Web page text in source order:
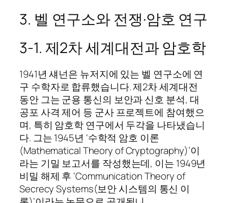
3. 벨 연구소와 전쟁·암호 연구
3‑1. 제2차 세계대전과 암호학
1941년 섀넌은 뉴저지에 있는 벨 연구소에 연
구 수학자로 합류했습니다. 제2차 세계대전
동안 그는 군용 통신의 보안과 신호 분석, 대
공포 사격 제어 등 군사 프로젝트에 참여했으
며, 특히 암호학 연구에서 두각을 나타냈습니
다. 그는 1945년 ‘수학적 암호 이론
(Mathematical Theory of Cryptography)’이
라는 기밀 보고서를 작성했는데, 이는 1949년
비밀 해제 후 ‘Communication Theory of
Secrecy Systems(보안 시스템의 통신 이